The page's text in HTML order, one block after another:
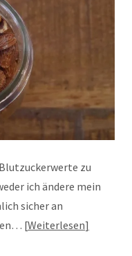
zu
ich ändere mein
sicher an
Weiterlesen